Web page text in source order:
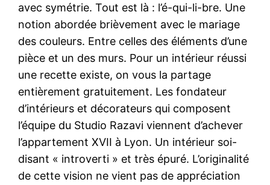
avec symétrie. Tout est là : l’é-qui-li-bre. Une
notion abordée brièvement avec le mariage
des couleurs. Entre celles des éléments d’une
pièce et un des murs. Pour un intérieur réussi
une recette existe, on vous la partage
entièrement gratuitement. Les fondateur
d’intérieurs et décorateurs qui composent
l’équipe du Studio Razavi viennent d’achever
l’appartement XVII à Lyon. Un intérieur soi-
disant « introverti » et très épuré. L’originalité
de cette vision ne vient pas de appréciation